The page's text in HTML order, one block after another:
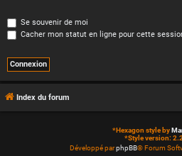
Se souvenir de moi
Cacher mon statut en ligne pour cette
Index du forum
*Hexagon style by
*Style version:
Développé parphpBB® Forum